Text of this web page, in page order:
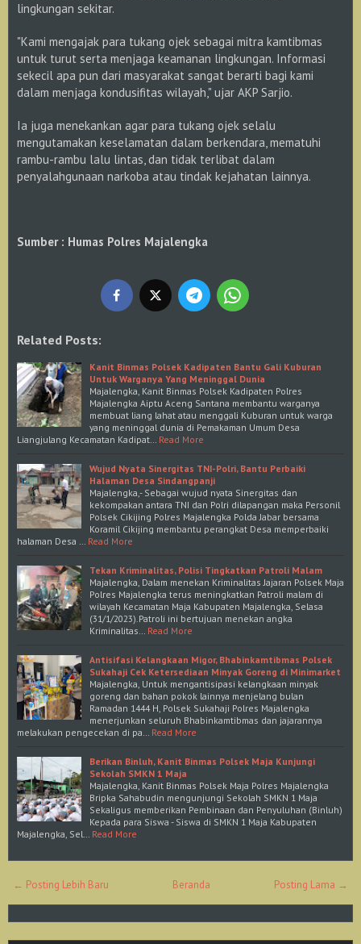
lingkungan sekitar.
"Kami mengajak para tukang ojek sebagai mitra kamtibmas
untuk turut serta menjaga keamanan lingkungan. Informasi
sekecil apa pun dari masyarakat sangat berarti bagi kami
dalam menjaga kondusifitas wilayah," ujar AKP Sarjio.
Ia juga menekankan agar para tukang ojek selalu
mengutamakan keselamatan dalam berkendara, mematuhi
rambu-rambu lalu lintas, dan tidak terlibat dalam
penyalahgunaan narkoba atau tindak kejahatan lainnya.
Sumber : Humas Polres Majalengka
Related Posts:
Kanit Binmas Polsek Kadipaten Bantu Gali Kuburan
Untuk Warganya Yang Meninggal Dunia
Majalengka, Kanit Binmas Polsek Kadipaten Polres
Majalengka Aiptu Aceng Santana membantu warganya
membuat liang lahat atau menggali Kuburan untuk warga
yang meninggal dunia di Pemakaman Umum Desa
Liangjulang Kecamatan Kadipat… Read More
Wujud Nyata Sinergitas TNI-Polri, Bantu Perbaiki
Halaman Desa Sindangpanji
Majalengka,- Sebagai wujud nyata Sinergitas dan
kekompakan antara TNI dan Polri dilapangan maka Personil
Polsek Cikijing Polres Majalengka Polda Jabar bersama
Koramil Cikijing membantu perangkat Desa memperbaiki
halaman Desa … Read More
Tekan Kriminalitas, Polisi Tingkatkan Patroli Malam
Majalengka, Dalam menekan Kriminalitas Jajaran Polsek Maja
Polres Majalengka terus meningkatkan Patroli malam di
wilayah Kecamatan Maja Kabupaten Majalengka, Selasa
(31/1/2023).Patroli ini bertujuan menekan angka
Kriminalitas… Read More
Antisifasi Kelangkaan Migor, Bhabinkamtibmas Polsek
Sukahaji Cek Ketersediaan Minyak Goreng di Minimarket
Majalengka, Untuk mengantisipasi kelangkaan minyak
goreng dan bahan pokok lainnya menjelang bulan
Ramadan 1444 H, Polsek Sukahaji Polres Majalengka
menerjunkan seluruh Bhabinkamtibmas dan jajarannya
melakukan pengecekan di pa… Read More
Berikan Binluh, Kanit Binmas Polsek Maja Kunjungi
Sekolah SMKN 1 Maja
Majalengka, Kanit Binmas Polsek Maja Polres Majalengka
Bripka Sahabudin mengunjungi Sekolah SMKN 1 Maja
Sekaligus memberikan Pembinaan dan Penyuluhan (Binluh)
Kepada para Siswa - Siswa di SMKN 1 Maja Kabupaten
Majalengka, Sel… Read More
← Posting Lebih Baru Posting Lama →
Beranda